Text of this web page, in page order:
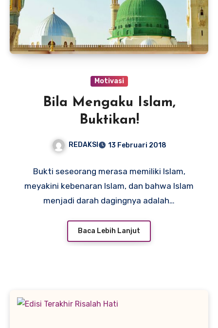
Motivasi
Bila Mengaku Islam,
Buktikan!
REDAKSI 13 Februari 2018
Bukti seseorang merasa memiliki Islam,
meyakini kebenaran Islam, dan bahwa Islam
menjadi darah dagingnya adalah…
Baca Lebih Lanjut